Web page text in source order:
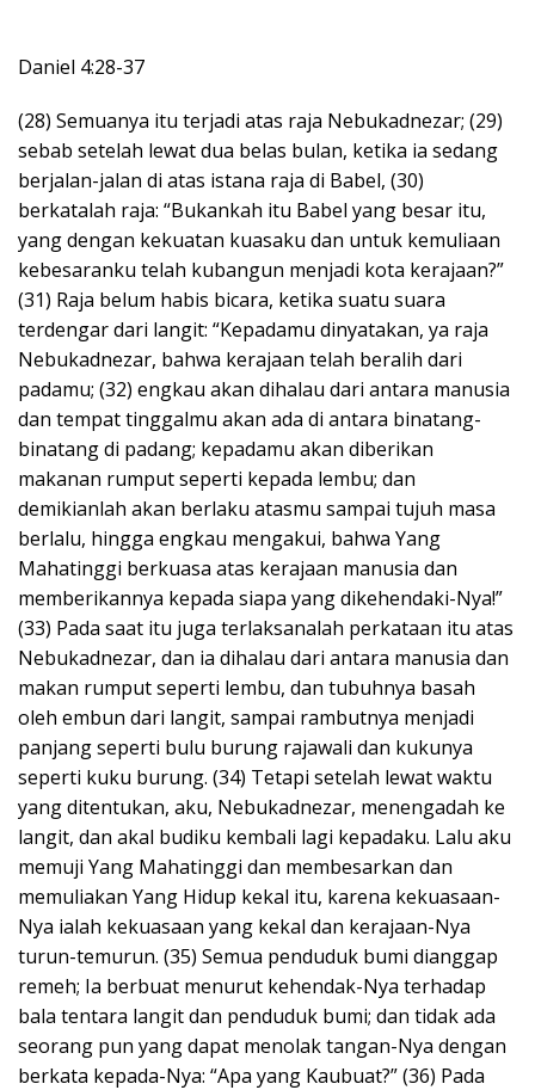
Daniel 4:28-37
(28) Semuanya itu terjadi atas raja Nebukadnezar; (29)
sebab setelah lewat dua belas bulan, ketika ia sedang
berjalan-jalan di atas istana raja di Babel, (30)
berkatalah raja: “Bukankah itu Babel yang besar itu,
yang dengan kekuatan kuasaku dan untuk kemuliaan
kebesaranku telah kubangun menjadi kota kerajaan?”
(31) Raja belum habis bicara, ketika suatu suara
terdengar dari langit: “Kepadamu dinyatakan, ya raja
Nebukadnezar, bahwa kerajaan telah beralih dari
padamu; (32) engkau akan dihalau dari antara manusia
dan tempat tinggalmu akan ada di antara binatang-
binatang di padang; kepadamu akan diberikan
makanan rumput seperti kepada lembu; dan
demikianlah akan berlaku atasmu sampai tujuh masa
berlalu, hingga engkau mengakui, bahwa Yang
Mahatinggi berkuasa atas kerajaan manusia dan
memberikannya kepada siapa yang dikehendaki-Nya!”
(33) Pada saat itu juga terlaksanalah perkataan itu atas
Nebukadnezar, dan ia dihalau dari antara manusia dan
makan rumput seperti lembu, dan tubuhnya basah
oleh embun dari langit, sampai rambutnya menjadi
panjang seperti bulu burung rajawali dan kukunya
seperti kuku burung. (34) Tetapi setelah lewat waktu
yang ditentukan, aku, Nebukadnezar, menengadah ke
langit, dan akal budiku kembali lagi kepadaku. Lalu aku
memuji Yang Mahatinggi dan membesarkan dan
memuliakan Yang Hidup kekal itu, karena kekuasaan-
Nya ialah kekuasaan yang kekal dan kerajaan-Nya
turun-temurun. (35) Semua penduduk bumi dianggap
remeh; Ia berbuat menurut kehendak-Nya terhadap
bala tentara langit dan penduduk bumi; dan tidak ada
seorang pun yang dapat menolak tangan-Nya dengan
berkata kepada-Nya: “Apa yang Kaubuat?” (36) Pada